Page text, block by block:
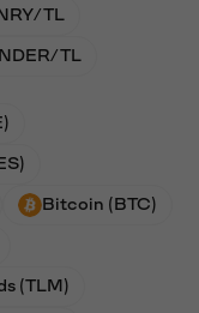
TL
TL
Bitcoin (BTC)
(TLM)